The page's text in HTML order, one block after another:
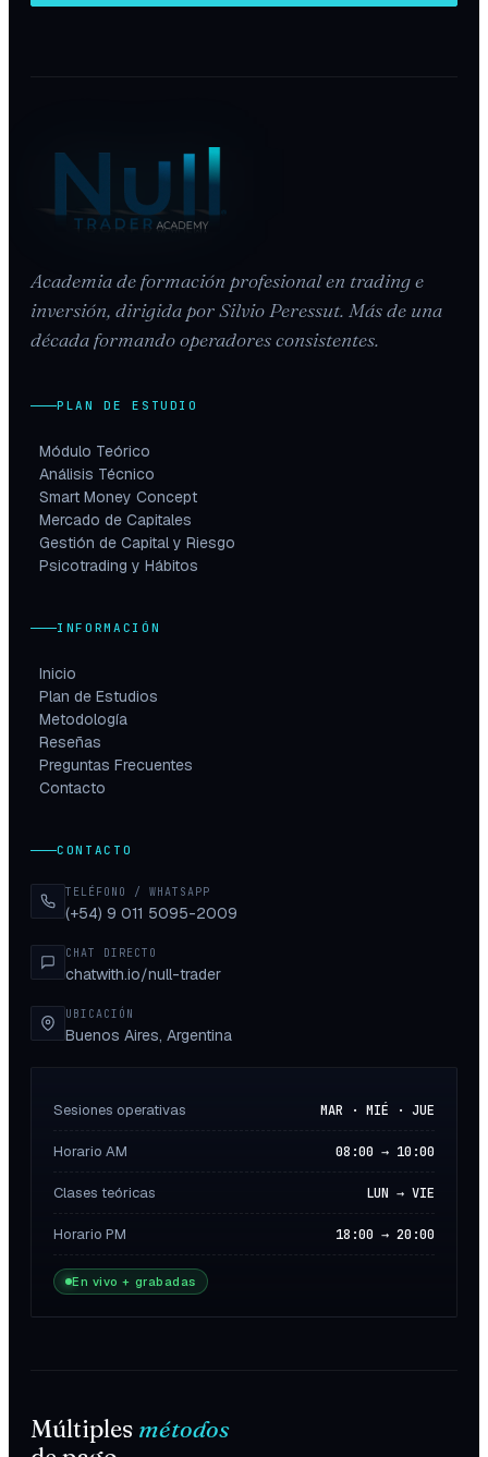
Academia de formación profesional en trading e
inversión, dirigida por Silvio Peressut. Más de una
década formando operadores consistentes.
PLAN DE ESTUDIO
Módulo Teórico
Análisis Técnico
Smart Money Concept
Mercado de Capitales
Gestión de Capital y Riesgo
Psicotrading y Hábitos
INFORMACIÓN
Inicio
Plan de Estudios
Metodología
Reseñas
Preguntas Frecuentes
Contacto
CONTACTO
TELÉFONO / WHATSAPP
(+54) 9 011 5095-2009
CHAT DIRECTO
chatwith.io/null-trader
UBICACIÓN
Buenos Aires, Argentina
Sesiones operativas MAR · MIÉ · JUE
Horario AM 08:00 → 10:00
Clases teóricas LUN → VIE
Horario PM 18:00 → 20:00
En vivo + grabadas
Múltiples métodos